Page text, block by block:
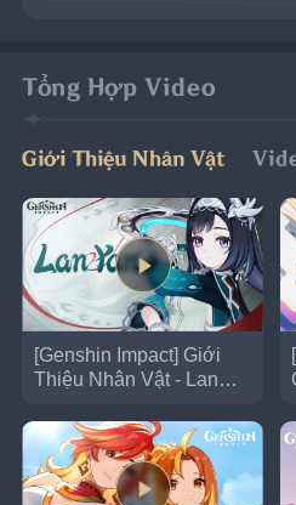
Tổng Hợp Video
Giới Thiệu Nhân Vật
[Genshin Impact] Giới
Thiệu Nhân Vật - Lan